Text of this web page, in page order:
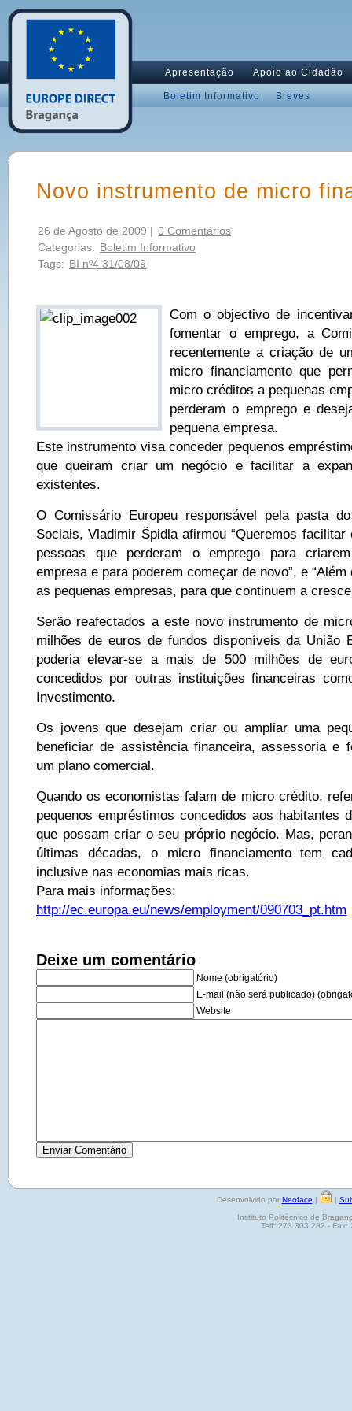
Apresentação Apoio ao Cidadão
Boletim Informativo Breves
Novo instrumento de micro
26 de Agosto de 2009 | 0 Comentários
Categorias: Boletim Informativo
Tags: BI nº4 31/08/09
Com o objectivo de
fomentar o emprego, a
recentemente a criação de
micro financiamento que
micro créditos a pequenas
perderam o emprego e
pequena empresa.
Este instrumento visa conceder pequenos
que queiram criar um negócio e facilitar a
existentes.
O Comissário Europeu responsável pela pasta
Sociais, Vladimir Špidla afirmou “Queremos
pessoas que perderam o emprego para
empresa e para poderem começar de novo”, e
as pequenas empresas, para que continuem a
Serão reafectados a este novo instrumento de
milhões de euros de fundos disponíveis da União
poderia elevar-se a mais de 500 milhões de
concedidos por outras instituições financeiras
Investimento.
Os jovens que desejam criar ou ampliar uma
beneficiar de assistência financeira, assessoria e
um plano comercial.
Quando os economistas falam de micro crédito,
pequenos empréstimos concedidos aos habitantes
que possam criar o seu próprio negócio. Mas,
últimas décadas, o micro financiamento tem
inclusive nas economias mais ricas.
Para mais informações:
http://ec.europa.eu/news/employment/090703_pt.htm
Deixe um comentário
Nome (obrigatório)
E-mail (não será publicado)
Website
Desenvolvido por Neoface | |
Instituto Politécnico de
Telf: 273 303 282 - Fax: